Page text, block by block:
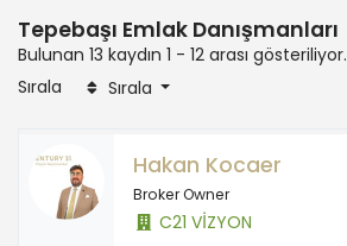
Tepebaşı Emlak Danışmanları
Bulunan 13 kaydın 1 - 12 arası gösteriliyor.
Sırala
Sırala
Hakan Kocaer
Broker Owner
C21 VİZYON